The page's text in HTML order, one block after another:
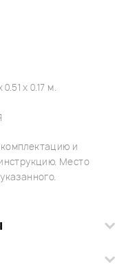
x 0.17 м.
и
Место